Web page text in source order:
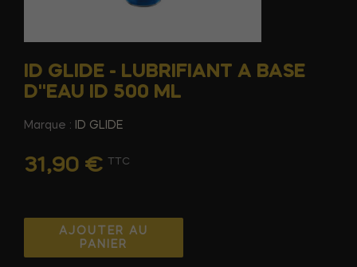
ID GLIDE - LUBRIFIANT A BASE
D''EAU ID 500 ML
Marque : ID GLIDE
31,90 € TTC
AJOUTER AU
PANIER